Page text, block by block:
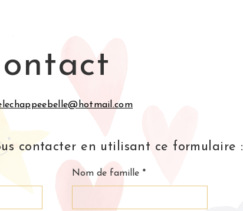
contacter en utilisant ce formulaire :
Nom de famille